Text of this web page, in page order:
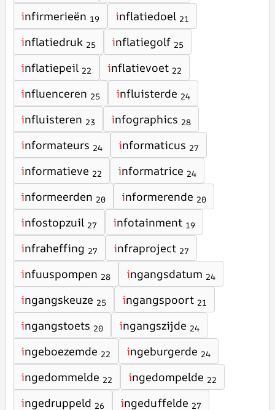
infirmerieën 19 inflatiedoel 21
inflatiedruk 25 inflatiegolf 25
inflatiepeil 22 inflatievoet 22
influenceren 25 influisterde 24
influisteren 23 infographics 28
informateurs 24 informaticus 27
informatieve 22 informatrice 24
informeerden 20 informerende 20
infostopzuil 27 infotainment 19
infraheffing 27 infraproject 27
infuuspompen 28 ingangsdatum 24
ingangskeuze 25 ingangspoort 21
ingangstoets 20 ingangszijde 24
ingeboezemde 22 ingeburgerde 24
ingedommelde 22 ingedompelde 22
ingedruppeld 26 ingeduffelde 27